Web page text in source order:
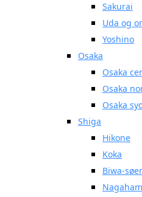
Sakurai
Uda og
Yoshino
Osaka
Osaka
Osaka
Osaka
Shiga
Hikone
Koka
Biwa-